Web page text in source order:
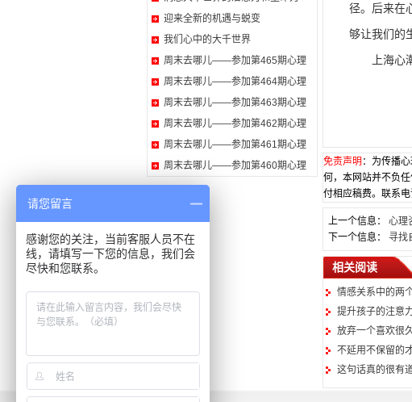
迎来全新的机遇与蜕变
我们心中的大千世界
周末去哪儿——参加第465期心理
周末去哪儿——参加第464期心理
周末去哪儿——参加第463期心理
周末去哪儿——参加第462期心理
周末去哪儿——参加第461期心理
周末去哪儿——参加第460期心理
径。后来在
够让我们的
上海心
免责声明 ：为传播
何，本网站并不负
付相应稿费。联系
上一个信息： 心理
下一个信息： 寻找
相关阅读
情感关系中的两
提升孩子的注意
放弃一个喜欢很
不延用不保留的
这句话真的很有
请您留言
感谢您的关注，当前客服人员不在
线，请填写一下您的信息，我们会
尽快和您联系。